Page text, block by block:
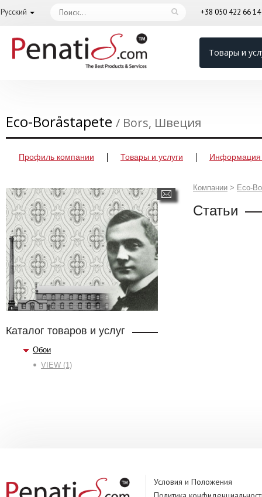
Русский +38 050 422 66 14
Товары и
Eco-Boråstapete / Bors, Швеция
Профиль компании Товары и услуги Информация
Каталог товаров и услуг
Обои
VIEW (1)
Компании > Eco-
Статьи
Условия и Положения